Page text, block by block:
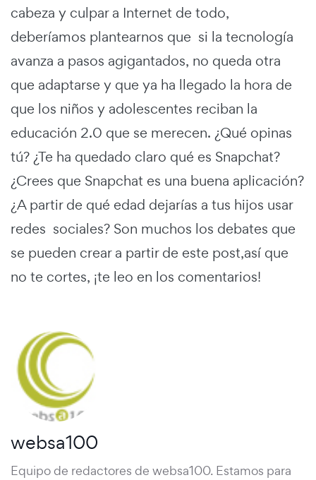
cabeza y culpar a Internet de todo,
deberíamos plantearnos que si la tecnología
avanza a pasos agigantados, no queda otra
que adaptarse y que ya ha llegado la hora de
que los niños y adolescentes reciban la
educación 2.0 que se merecen. ¿Qué opinas
tú? ¿Te ha quedado claro qué es Snapchat?
¿Crees que Snapchat es una buena aplicación?
¿A partir de qué edad dejarías a tus hijos usar
redes sociales? Son muchos los debates que
se pueden crear a partir de este post,así que
no te cortes, ¡te leo en los comentarios!
websa100
Equipo de redactores de websa100. Estamos para